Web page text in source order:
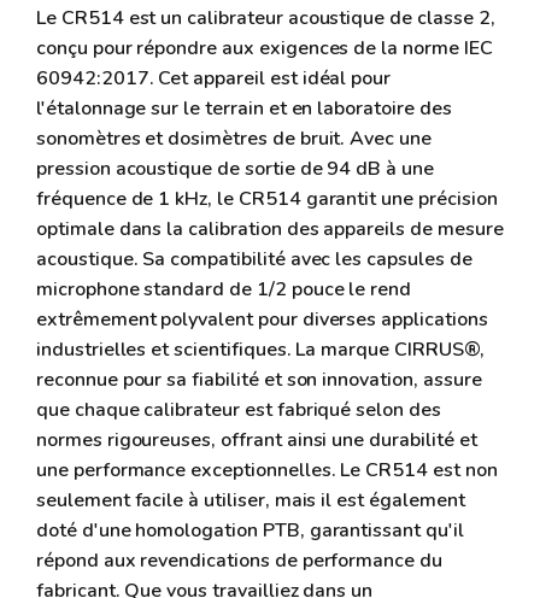
Le CR514 est un calibrateur acoustique de classe 2,
conçu pour répondre aux exigences de la norme IEC
60942:2017. Cet appareil est idéal pour
l'étalonnage sur le terrain et en laboratoire des
sonomètres et dosimètres de bruit. Avec une
pression acoustique de sortie de 94 dB à une
fréquence de 1 kHz, le CR514 garantit une précision
optimale dans la calibration des appareils de mesure
acoustique. Sa compatibilité avec les capsules de
microphone standard de 1/2 pouce le rend
extrêmement polyvalent pour diverses applications
industrielles et scientifiques. La marque CIRRUS®,
reconnue pour sa fiabilité et son innovation, assure
que chaque calibrateur est fabriqué selon des
normes rigoureuses, offrant ainsi une durabilité et
une performance exceptionnelles. Le CR514 est non
seulement facile à utiliser, mais il est également
doté d'une homologation PTB, garantissant qu'il
répond aux revendications de performance du
fabricant. Que vous travailliez dans un